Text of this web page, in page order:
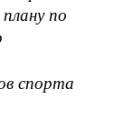
по
спорта